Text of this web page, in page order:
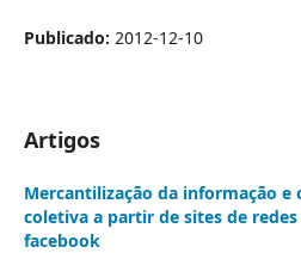
Publicado: 2012-12-10
Artigos
Mercantilização da informação e
coletiva a partir de sites de redes
facebook